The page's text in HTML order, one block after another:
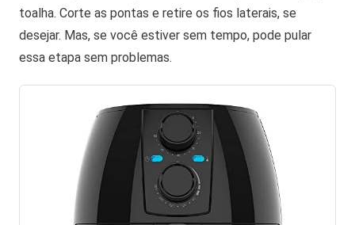
toalha. Corte as pontas e retire os fios laterais, se
desejar. Mas, se você estiver sem tempo, pode pular
essa etapa sem problemas.